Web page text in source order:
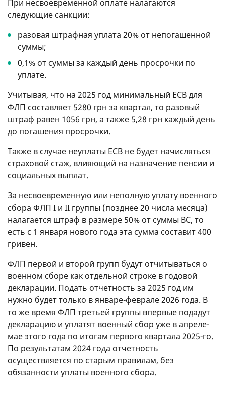
При несвоевременной оплате налагаются
следующие санкции:
разовая штрафная уплата 20% от непогашенной
суммы;
0,1% от суммы за каждый день просрочки по
уплате.
Учитывая, что на 2025 год минимальный ЕСВ для
ФЛП составляет 5280 грн за квартал, то разовый
штраф равен 1056 грн, а также 5,28 грн каждый день
до погашения просрочки.
Также в случае неуплаты ЕСВ не будет начисляться
страховой стаж, влияющий на назначение пенсии и
социальных выплат.
За несвоевременную или неполную уплату военного
сбора ФЛП I и II группы (позднее 20 числа месяца)
налагается штраф в размере 50% от суммы ВС, то
есть с 1 января нового года эта сумма составит 400
гривен.
ФЛП первой и второй групп будут отчитываться о
военном сборе как отдельной строке в годовой
декларации. Подать отчетность за 2025 год им
нужно будет только в январе-феврале 2026 года. В
то же время ФЛП третьей группы впервые подадут
декларацию и уплатят военный сбор уже в апреле-
мае этого года по итогам первого квартала 2025-го.
По результатам 2024 года отчетность
осуществляется по старым правилам, без
обязанности уплаты военного сбора.